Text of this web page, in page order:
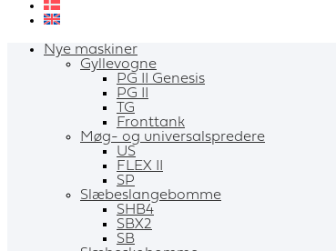
Nye maskiner
Gyllevogne
PG II Genesis
PG II
TG
Fronttank
Møg- og universalspredere
US
FLEX II
SP
Slæbeslangebomme
SHB4
SBX2
SB